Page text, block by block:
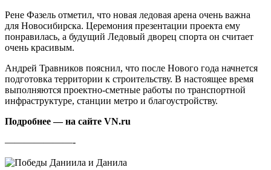
Рене Фазель отметил, что новая ледовая арена очень важна
для Новосибирска. Церемония презентации проекта ему
понравилась, а будущий Ледовый дворец спорта он считает
очень красивым.
Андрей Травников пояснил, что после Нового года начнется
подготовка территории к строительству. В настоящее время
выполняются проектно-сметные работы по транспортной
инфраструктуре, станции метро и благоустройству.
Подробнее — на сайте VN.ru
———————-